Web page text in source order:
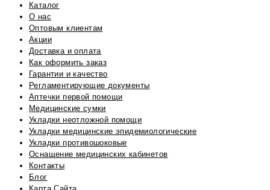
Каталог
О нас
Оптовым клиентам
Акции
Доставка и оплата
Как оформить заказ
Гарантии и качество
Регламентирующие документы
Аптечки первой помощи
Медицинские сумки
Укладки неотложной помощи
Укладки медицинские эпидемиологические
Укладки противошоковые
Оснащение медицинских кабинетов
Контакты
Блог